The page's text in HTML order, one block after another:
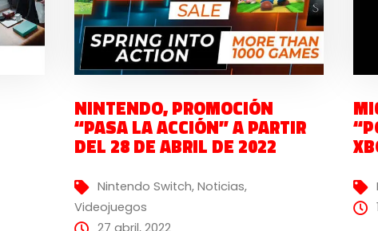
NINTENDO, PROMOCIÓN
“PASA LA ACCIÓN” A PARTIR
DEL 28 DE ABRIL DE 2022
Nintendo Switch, Noticias,
Videojuegos